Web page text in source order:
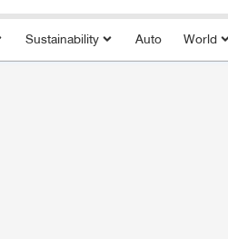
Sustainability Auto World